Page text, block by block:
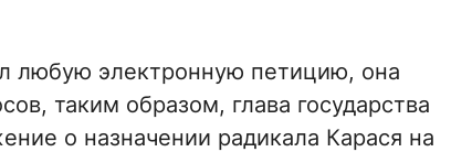
любую электронную петицию, она
таким образом, глава государства
о назначении радикала Карася на